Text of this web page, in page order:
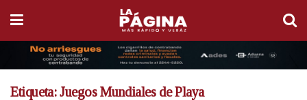
Etiqueta:Juegos Mundiales de Playa